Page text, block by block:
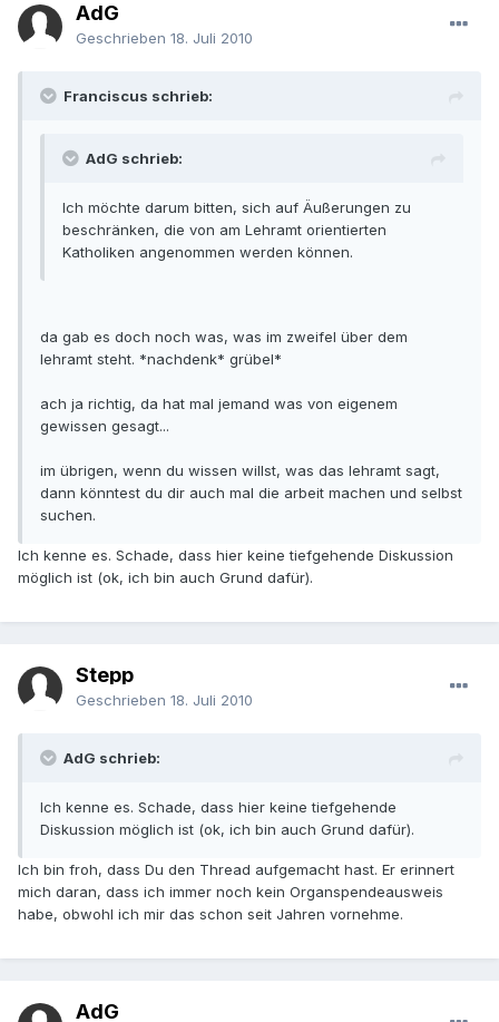
AdG
Geschrieben 18. Juli 2010
Franciscus schrieb:
AdG schrieb:
Ich möchte darum bitten, sich auf Äußerungen zu
beschränken, die von am Lehramt orientierten
Katholiken angenommen werden können.
da gab es doch noch was, was im zweifel über dem
lehramt steht. *nachdenk* grübel*
ach ja richtig, da hat mal jemand was von eigenem
gewissen gesagt...
im übrigen, wenn du wissen willst, was das lehramt sagt,
dann könntest du dir auch mal die arbeit machen und selbst
suchen.
Ich kenne es. Schade, dass hier keine tiefgehende Diskussion
möglich ist (ok, ich bin auch Grund dafür).
Stepp
Geschrieben 18. Juli 2010
AdG schrieb:
Ich kenne es. Schade, dass hier keine tiefgehende
Diskussion möglich ist (ok, ich bin auch Grund dafür).
Ich bin froh, dass Du den Thread aufgemacht hast. Er erinnert
mich daran, dass ich immer noch kein Organspendeausweis
habe, obwohl ich mir das schon seit Jahren vornehme.
AdG